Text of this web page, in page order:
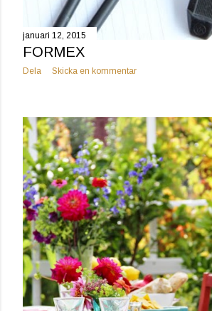
januari 12, 2015
FORMEX
Dela Skicka en kommentar